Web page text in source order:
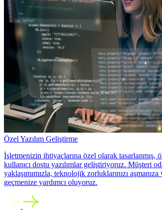
Özel Yazılım Geliştirme
İşletmenizin ihtiyaçlarına özel olarak tasarlanmış,
kullanıcı dostu yazılımlar geliştiriyoruz. Müşteri
yaklaşımımızla, teknolojik zorluklarınızı
geçmenize yardımcı oluyoruz.